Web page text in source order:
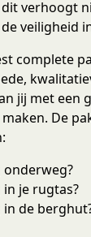
verhoogt
veiligheid
complete
jij met een
De
onderweg?
je rugtas?
in de